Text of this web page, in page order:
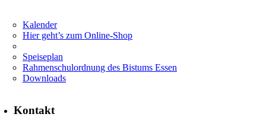
Kalender
Hier geht’s zum Online-Shop
Speiseplan
Rahmenschulordnung des Bistums Essen
Downloads
Kontakt